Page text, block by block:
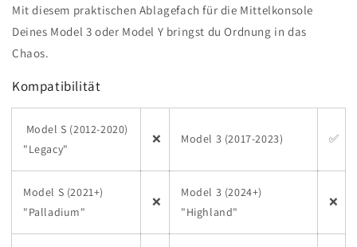
Mit diesem praktischen Ablagefach für die Mittelkonsole
Deines Model 3 oder Model Y bringst du Ordnung in das
Chaos.
Kompatibilität
Model S (2012-2020)
"Legacy"
❌ Model 3 (2017-2023) ✅
Model S (2021+)
"Palladium"
❌
Model 3 (2024+)
"Highland"
❌